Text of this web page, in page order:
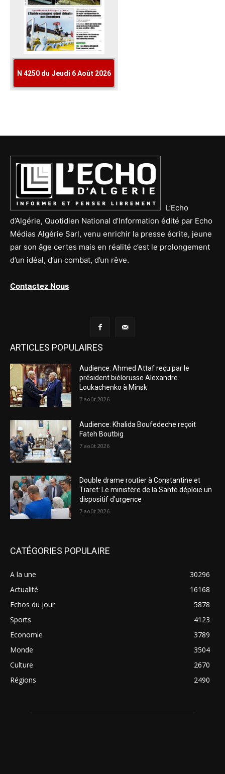
L’Echo
d’Algérie, Quotidien National d’Information édité par Echo
Médias Algérie Sarl, venu enrichir la presse écrite, jeune
par son âge certes mais en réalité c’est le prolongement
d’un idéal, d’un combat, d’un rêve.
Contactez Nous
ARTICLES POPULAIRES
Audience: Ahmed Attaf reçu par le
président biélorusse Alexandre
Loukachenko à Minsk
7 août 2026
Audience: Khalida Boufedeche reçoit
Fateh Boutbig
7 août 2026
Double drame routier à Constantine et
Tiaret: Le ministère de la Santé déploie un
dispositif d’urgence
7 août 2026
CATÉGORIES POPULAIRE
A la une
30296
Actualité
16168
Echos du jour
5878
Sports
4123
Economie
3789
Monde
3504
Culture
2670
Régions
2490